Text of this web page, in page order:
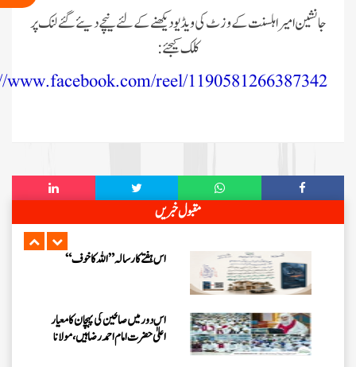
جانشین امیر اہلسنت کے وزٹ کی ویڈیو دیکھنے کے لئے نیچے دیئے گئے لنک پر
کلک کیجئے:
www.facebook.com/reel/1190581266387342
مقبول خبریں
زلزلے کا اصل سبب لوگوں کے گناہ
ہیں، علامہ مولانا الیاس عطار قادری
کے انتقال پر امیر اہلسنت کی تعزیت
اس ہفتے کا رسالہ ”اللہ کا خوف“
الیاس عطار قادری
اس ہفتے کا رسالہ ” زبان کی حفاظت کی